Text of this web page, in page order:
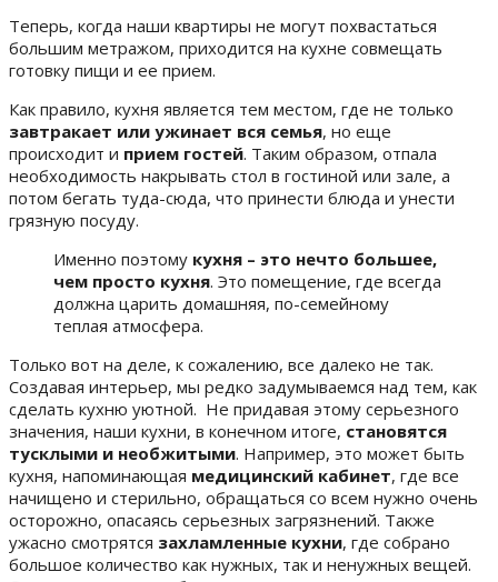
Теперь, когда наши квартиры не могут похвастаться
большим метражом, приходится на кухне совмещать
готовку пищи и ее прием.
Как правило, кухня является тем местом, где не только
завтракает или ужинает вся семья, но еще
происходит и прием гостей. Таким образом, отпала
необходимость накрывать стол в гостиной или зале, а
потом бегать туда-сюда, что принести блюда и унести
грязную посуду.
Именно поэтому кухня – это нечто большее,
чем просто кухня. Это помещение, где всегда
должна царить домашняя, по-семейному
теплая атмосфера.
Только вот на деле, к сожалению, все далеко не так.
Создавая интерьер, мы редко задумываемся над тем, как
сделать кухню уютной. Не придавая этому серьезного
значения, наши кухни, в конечном итоге, становятся
тусклыми и необжитыми. Например, это может быть
кухня, напоминающая медицинский кабинет, где все
начищено и стерильно, обращаться со всем нужно очень
осторожно, опасаясь серьезных загрязнений. Также
ужасно смотрятся захламленные кухни, где собрано
большое количество как нужных, так и ненужных вещей.